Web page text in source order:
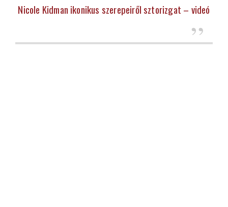
Nicole Kidman ikonikus szerepeiről sztorizgat – videó